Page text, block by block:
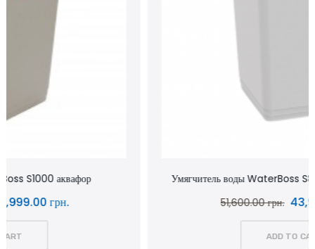
Умягчитель воды WaterBoss S800 аквафор waterboss
43,900.00 грн.